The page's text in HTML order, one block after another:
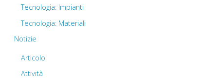
Tecnologia: Impianti
Tecnologia: Materiali
Notizie
Articolo
Attività